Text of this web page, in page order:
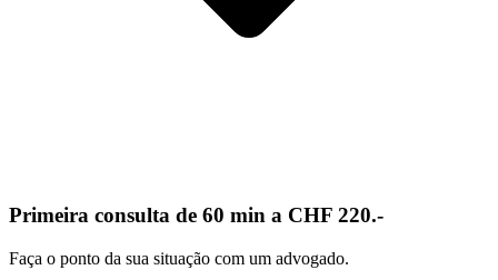
Primeira consulta de 60 min a CHF 220.-
Faça o ponto da sua situação com um advogado.